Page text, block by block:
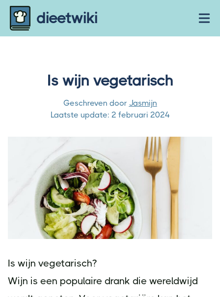
Skip to content
dieetwiki
Is wijn vegetarisch
Geschreven door Jasmijn
Laatste update: 2 februari 2024
Is wijn vegetarisch?
Wijn is een populaire drank die wereldwijd